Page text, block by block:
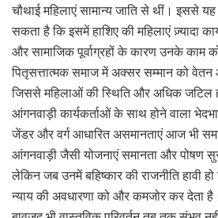
चौथाई महिलाएं सामान्य जाति से थीं। इससे
सकता है कि इसमें हाशिए की महिलाएं ज़्यादा
और सामाजिक पूर्वाग्रहों के कारण उनके काम
पितृसत्तात्मक समाज में अक्सर सम्मान को वेतन
जिससे महिलाओं की स्थिति और अधिक जटिल
आंगनवाड़ी कार्यकर्ताओं के साथ होने वाला
जेंडर और वर्ग आधारित असमानताएं आज भी
आंगनवाड़ी जैसी योजनाएं समानता और पोषण
लेकिन जब उनमें बहिष्कार की राजनीति हावी
न्याय की अवधारणा को और कमजोर कर देता